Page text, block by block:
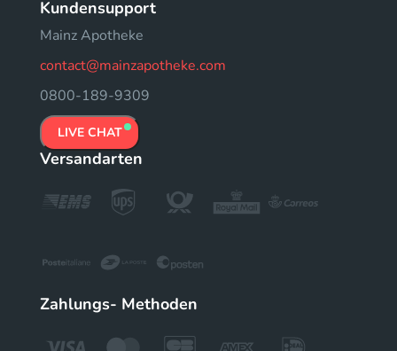
Kundensupport
Mainz Apotheke
contact@mainzapotheke.com
0800-189-9309
LIVE CHAT
Versandarten
Zahlungs- Methoden